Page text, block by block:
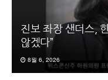
진보 좌장 샌더스,
않겠다”
8월 6, 2026